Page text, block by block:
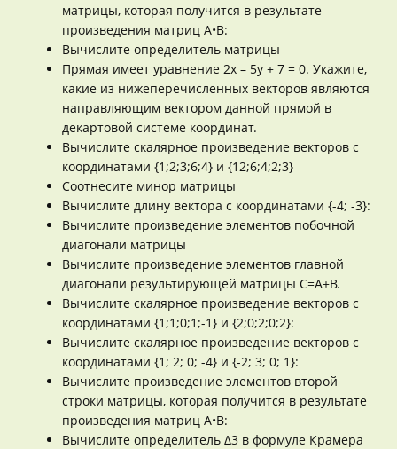
матрицы, которая получится в результате
произведения матриц A•B:
Вычислите определитель матрицы
Прямая имеет уравнение 2х – 5у + 7 = 0. Укажите,
какие из нижеперечисленных векторов являются
направляющим вектором данной прямой в
декартовой системе координат.
Вычислите скалярное произведение векторов с
координатами {1;2;3;6;4} и {12;6;4;2;3}
Соотнесите минор матрицы
Вычислите длину вектора с координатами {-4; -3}:
Вычислите произведение элементов побочной
диагонали матрицы
Вычислите произведение элементов главной
диагонали результирующей матрицы C=A+B.
Вычислите скалярное произведение векторов с
координатами {1;1;0;1;-1} и {2;0;2;0;2}:
Вычислите скалярное произведение векторов с
координатами {1; 2; 0; -4} и {-2; 3; 0; 1}:
Вычислите произведение элементов второй
строки матрицы, которая получится в результате
произведения матриц A•B:
Вычислите определитель Δ3 в формуле Крамера